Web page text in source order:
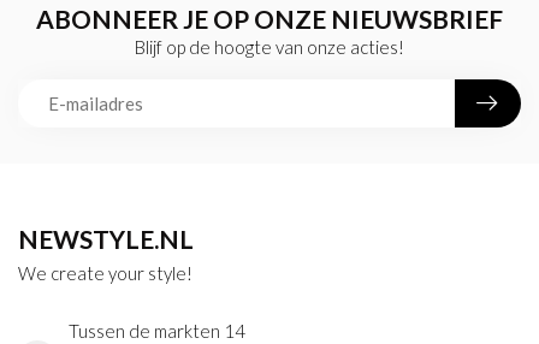
ABONNEER JE OP ONZE NIEUWSBRIEF
Blijf op de hoogte van onze acties!
NEWSTYLE.NL
We create your style!
Tussen de markten 14